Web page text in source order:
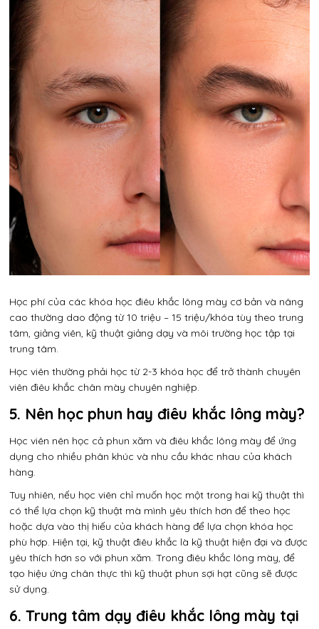
Học phí của các khóa học điêu khắc lông mày cơ bản và nâng
cao thường dao động từ 10 triệu – 15 triệu/khóa tùy theo trung
tâm, giảng viên, kỹ thuật giảng dạy và môi trường học tập tại
trung tâm.
Học viên thường phải học từ 2-3 khóa học để trở thành chuyên
viên điêu khắc chân mày chuyên nghiệp.
5. Nên học phun hay điêu khắc lông mày?
Học viên nên học cả phun xăm và điêu khắc lông mày để ứng
dụng cho nhiều phân khúc và nhu cầu khác nhau của khách
hàng.
Tuy nhiên, nếu học viên chỉ muốn học một trong hai kỹ thuật thì
có thể lựa chọn kỹ thuật mà mình yêu thích hơn để theo học
hoặc dựa vào thị hiếu của khách hàng để lựa chọn khóa học
phù hợp. Hiện tại, kỹ thuật điêu khắc là kỹ thuật hiện đại và được
yêu thích hơn so với phun xăm. Trong điêu khắc lông mày, để
tạo hiệu ứng chân thực thì kỹ thuật phun sợi hạt cũng sẽ được
sử dụng.
6. Trung tâm dạy điêu khắc lông mày tại